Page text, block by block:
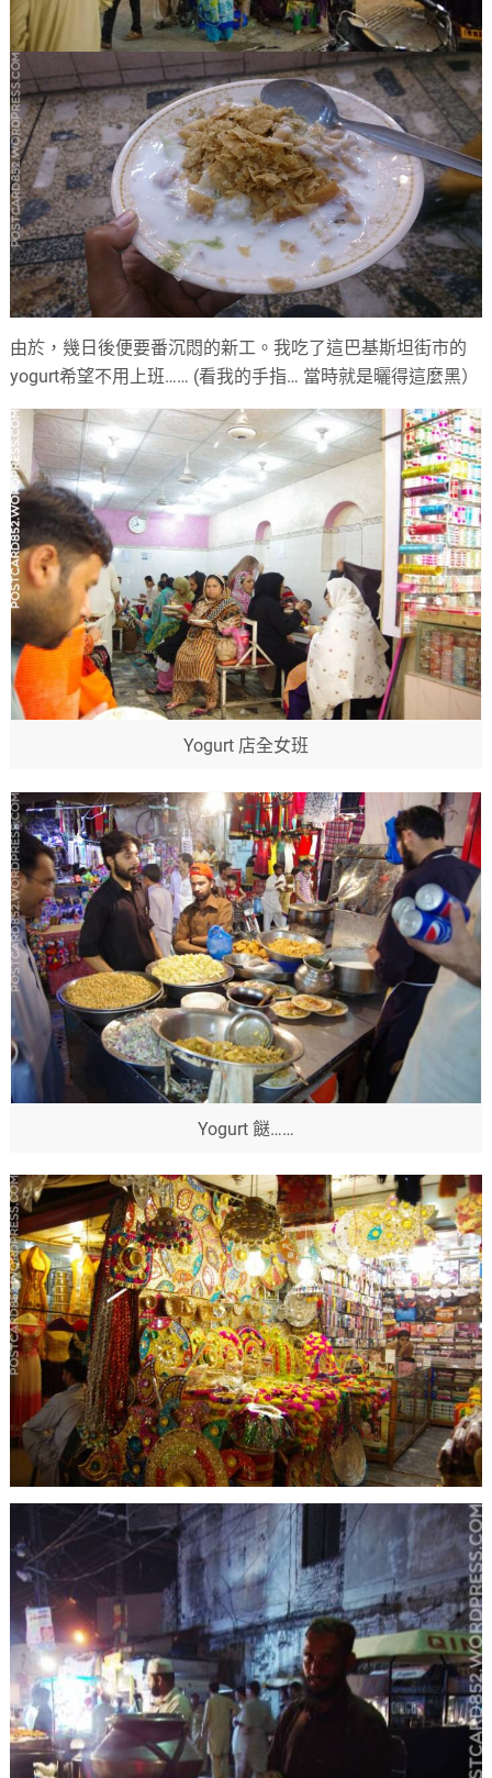
由於，幾日後便要番沉悶的新工。我吃了這巴基斯坦街市的
yogurt希望不用上班…… (看我的手指… 當時就是曬得這麼黑）
Yogurt 店全女班
Yogurt 餸……